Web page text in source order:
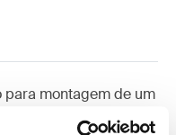
montagem de um